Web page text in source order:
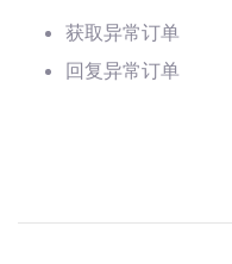
获取异常订单
回复异常订单